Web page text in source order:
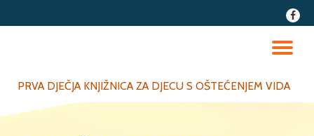
fa-
PRVA DJEČJA KNJIŽNICA ZA DJECU S OŠTEĆENJEM VIDA